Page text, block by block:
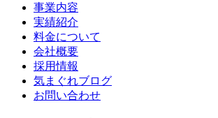
事業内容
実績紹介
料金について
会社概要
採用情報
気まぐれブログ
お問い合わせ